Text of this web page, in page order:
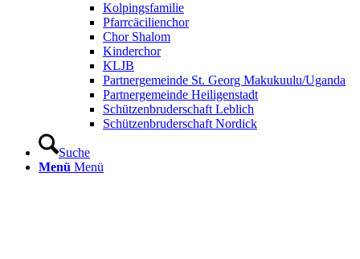
Kolpingsfamilie
Pfarrcäcilienchor
Chor Shalom
Kinderchor
KLJB
Partnergemeinde St. Georg Makukuulu/Uganda
Partnergemeinde Heiligenstadt
Schützenbruderschaft Leblich
Schützenbruderschaft Nordick
Suche
Menü Menü